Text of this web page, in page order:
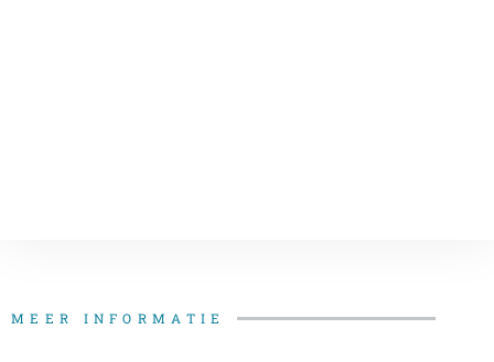
MEER INFORMATIE